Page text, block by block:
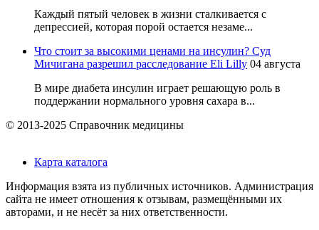
Каждый пятый человек в жизни сталкивается с
депрессией, которая порой остается незаме...
Что стоит за высокими ценами на инсулин? Суд
Мичигана разрешил расследование Eli Lilly 04 августа
В мире диабета инсулин играет решающую роль в
поддержании нормального уровня сахара в...
© 2013-2025 Справочник медицины
Карта каталога
Информация взята из публичных источников. Администрация
сайта не имеет отношения к отзывам, размещёнными их
авторами, и не несёт за них ответственности.